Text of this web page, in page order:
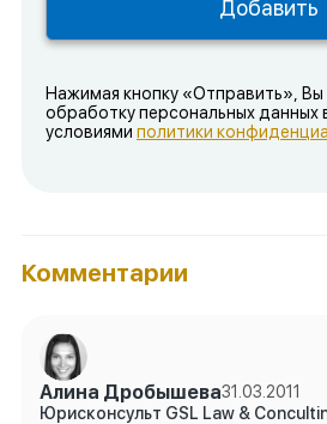
Нажимая кнопку «Отправить», Вы
обработку персональных данных
условиями политики
Комментарии
Алина Дробышева31.03.2011
Юрисконсульт GSL Law &